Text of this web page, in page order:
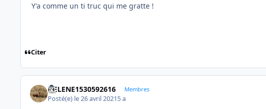
Y'a comme un ti truc qui me gratte !
Citer
HELENE1530592616 Membres
Posté(e) le 26 avril 20215 a